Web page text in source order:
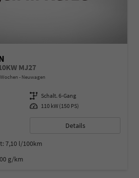
MJ27
Neuwagen
Getriebe Schalt. 6-Gang
Leistung 110 kW (150 PS)
Details
7,10 l/100km
g/km